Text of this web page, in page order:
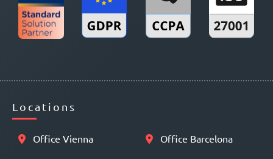
Locations
Office Vienna Office Barcelona